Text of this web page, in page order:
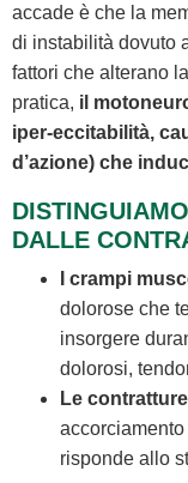
accade è che la
di instabilità dovuto
fattori che alterano
pratica, il
iper‑eccitabilità,
d’azione) che
DALLE
I crampi
dolorose che
insorgere
dolorosi,
Le
risponde allo